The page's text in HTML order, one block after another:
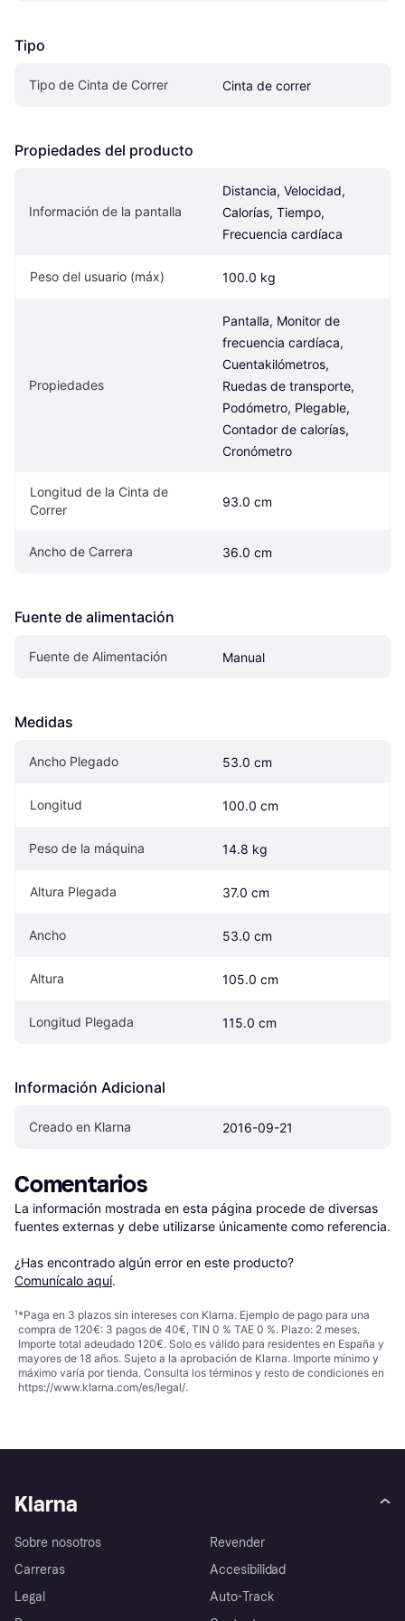
Tipo
Tipo de Cinta de Correr Cinta de correr
Propiedades del producto
Información de la pantalla
Distancia, Velocidad,
Calorías, Tiempo,
Frecuencia cardíaca
Peso del usuario (máx) 100.0 kg
Propiedades
Pantalla, Monitor de
frecuencia cardíaca,
Cuentakilómetros,
Ruedas de transporte,
Podómetro, Plegable,
Contador de calorías,
Cronómetro
Longitud de la Cinta de
Correr
93.0 cm
Ancho de Carrera 36.0 cm
Fuente de alimentación
Fuente de Alimentación Manual
Medidas
Ancho Plegado 53.0 cm
Longitud 100.0 cm
Peso de la máquina 14.8 kg
Altura Plegada 37.0 cm
Ancho 53.0 cm
Altura 105.0 cm
Longitud Plegada 115.0 cm
Información Adicional
Creado en Klarna 2016-09-21
Comentarios
La información mostrada en esta página procede de diversas
fuentes externas y debe utilizarse únicamente como referencia.
¿Has encontrado algún error en este producto?
Comunícalo aquí.
¹*Paga en 3 plazos sin intereses con Klarna. Ejemplo de pago para una
compra de 120€: 3 pagos de 40€, TIN 0 % TAE 0 %. Plazo: 2 meses.
Importe total adeudado 120€. Solo es válido para residentes en España y
mayores de 18 años. Sujeto a la aprobación de Klarna. Importe mínimo y
máximo varía por tienda. Consulta los términos y resto de condiciones en
https://www.klarna.com/es/legal/.
Klarna
Sobre nosotros
Carreras
Legal
Revender
Accesibilidad
Auto-Track